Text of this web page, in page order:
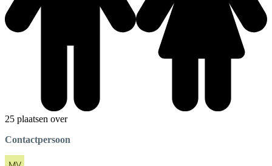
25 plaatsen over
Contactpersoon